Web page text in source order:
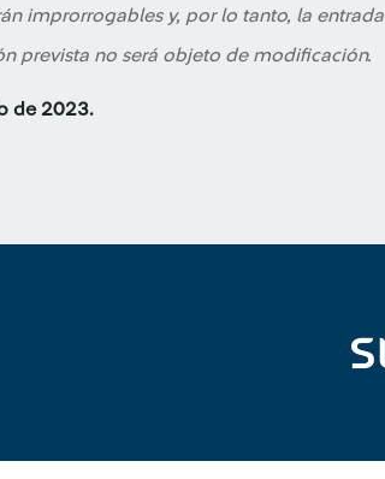
improrrogables y, por lo tanto, la entrada
prevista no será objeto de modificación.
de 2023.